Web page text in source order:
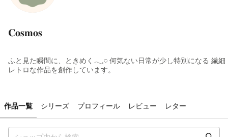
𝐂𝐨𝐬𝐦𝐨𝐬
ふと見た瞬間に、ときめく𓂃‪𓈒𓏸⁡ 何気ない日常が少し特別になる 繊細
レトロな作品を創作しています。
作品一覧 シリーズ プロフィール レビュー レター